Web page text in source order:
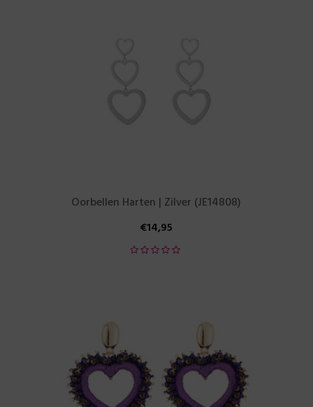
Oorbellen Harten | Zilver (JE14808)
€14,95